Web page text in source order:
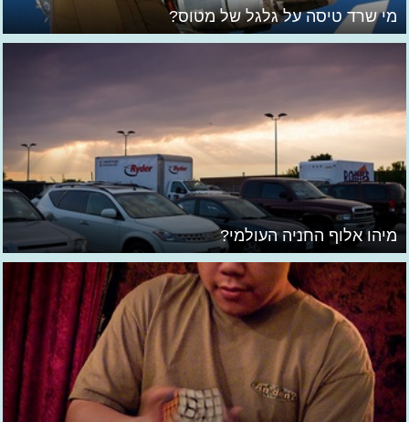
מי שרד טיסה על גלגל של מטוס?
מיהו אלוף החניה העולמי?